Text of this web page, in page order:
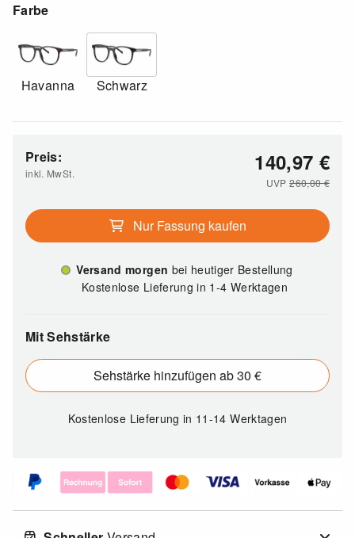
Farbe
Havanna Schwarz
Preis:
inkl. MwSt. 140,97 €
UVP260,00€
Nur Fassung kaufen
Versand morgen bei heutiger Bestellung
Kostenlose Lieferung in 1-4 Werktagen
Mit Sehstärke
Sehstärke hinzufügen ab 30 €
Kostenlose Lieferungin 11-14 Werktagen